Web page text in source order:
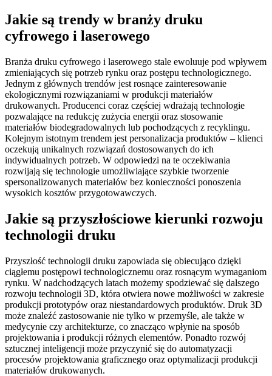
Jakie są trendy w branży druku
cyfrowego i laserowego
Branża druku cyfrowego i laserowego stale ewoluuje pod wpływem
zmieniających się potrzeb rynku oraz postępu technologicznego.
Jednym z głównych trendów jest rosnące zainteresowanie
ekologicznymi rozwiązaniami w produkcji materiałów
drukowanych. Producenci coraz częściej wdrażają technologie
pozwalające na redukcję zużycia energii oraz stosowanie
materiałów biodegradowalnych lub pochodzących z recyklingu.
Kolejnym istotnym trendem jest personalizacja produktów – klienci
oczekują unikalnych rozwiązań dostosowanych do ich
indywidualnych potrzeb. W odpowiedzi na te oczekiwania
rozwijają się technologie umożliwiające szybkie tworzenie
spersonalizowanych materiałów bez konieczności ponoszenia
wysokich kosztów przygotowawczych.
Jakie są przyszłościowe kierunki rozwoju
technologii druku
Przyszłość technologii druku zapowiada się obiecująco dzięki
ciągłemu postępowi technologicznemu oraz rosnącym wymaganiom
rynku. W nadchodzących latach możemy spodziewać się dalszego
rozwoju technologii 3D, która otwiera nowe możliwości w zakresie
produkcji prototypów oraz niestandardowych produktów. Druk 3D
może znaleźć zastosowanie nie tylko w przemyśle, ale także w
medycynie czy architekturze, co znacząco wpłynie na sposób
projektowania i produkcji różnych elementów. Ponadto rozwój
sztucznej inteligencji może przyczynić się do automatyzacji
procesów projektowania graficznego oraz optymalizacji produkcji
materiałów drukowanych.